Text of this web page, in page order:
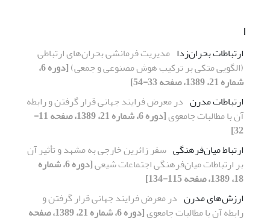
ا
ارتباطات بحران‌زدا مدیریت فرمانشی بحران‌های ارتباطی
(الگویی متکی بر ترکیب هوش مصنوعی و جمعی)
[دوره 6،
شماره 21، 1389، صفحه 33-54]
ارتباطات مدرن در معرض فرایند جهانی قرار گرفتن و رابطه
آن با مطالبات جامعوی
[دوره 6، شماره 21، 1389، صفحه 11-
32]
ارتباط میان‌فرهنگی سفر زائرین خارجی به مشهد و تأثیر آن
بر ارتباطات میان‌فرهنگی اجتماعات شیعی
[دوره 6، شماره
18، 1389، صفحه 115-134]
ارزش‌های مدرن در معرض فرایند جهانی قرار گرفتن و
رابطه آن با مطالبات جامعوی
[دوره 6، شماره 21، 1389، صفحه